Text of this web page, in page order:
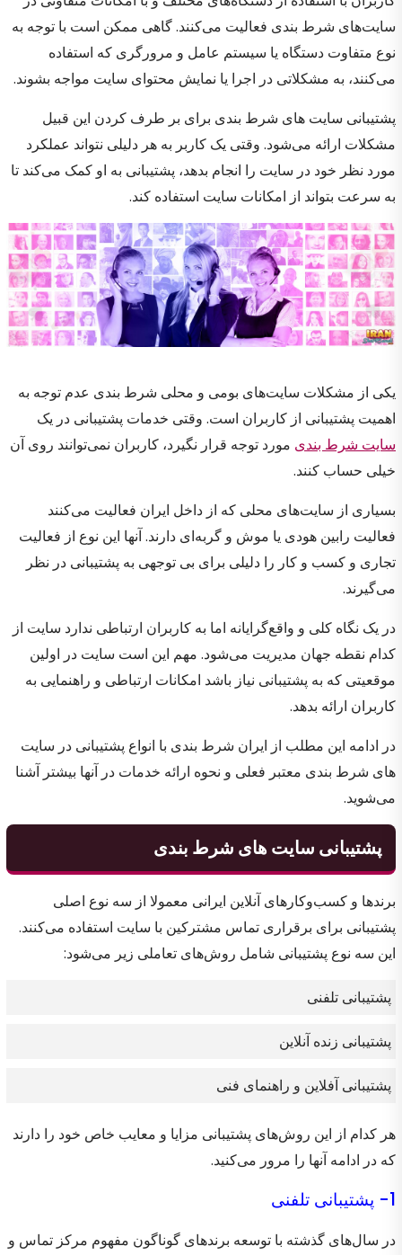
سایت‌های شرط بندی فعالیت می‌کنند. گاهی ممکن است با توجه به
نوع متفاوت دستگاه یا سیستم عامل و مرورگری که استفاده
می‌کنند، به مشکلاتی در اجرا یا نمایش محتوای سایت مواجه بشوند.
پشتیبانی سایت های شرط بندی برای بر طرف کردن این قبیل
مشکلات ارائه می‌شود. وقتی یک کاربر به هر دلیلی نتواند عملکرد
مورد نظر خود در سایت را انجام بدهد، پشتیبانی به او کمک می‌کند تا
به سرعت بتواند از امکانات سایت استفاده کند.
یکی از مشکلات سایت‌های بومی و محلی شرط بندی عدم توجه به
اهمیت پشتیبانی از کاربران است. وقتی خدمات پشتیبانی در یک
سایت شرط بندی مورد توجه قرار نگیرد، کاربران نمی‌توانند روی آن
خیلی حساب کنند.
بسیاری از سایت‌های محلی که از داخل ایران فعالیت می‌کنند
فعالیت رابین هودی یا موش و گربه‌ای دارند. آنها این نوع از فعالیت
تجاری و کسب و کار را دلیلی برای بی توجهی به پشتیبانی در نظر
می‌گیرند.
در یک نگاه کلی و واقع‌گرایانه اما به کاربران ارتباطی ندارد سایت از
کدام نقطه جهان مدیریت می‌شود. مهم این است سایت در اولین
موقعیتی که به پشتیبانی نیاز باشد امکانات ارتباطی و راهنمایی به
کاربران ارائه بدهد.
در ادامه این مطلب از ایران شرط بندی با انواع پشتیبانی در سایت
های شرط بندی معتبر فعلی و نحوه ارائه خدمات در آنها بیشتر آشنا
می‌شوید.
پشتیبانی سایت های شرط بندی
برندها و کسب‌وکارهای آنلاین ایرانی معمولا از سه نوع اصلی
پشتیبانی برای برقراری تماس مشترکین با سایت استفاده می‌کنند.
این سه نوع پشتیبانی شامل روش‌های تعاملی زیر می‌شود:
پشتیبانی تلفنی
پشتیبانی زنده آنلاین
پشتیبانی آفلاین و راهنمای فنی
هر کدام از این روش‌های پشتیبانی مزایا و معایب خاص خود را دارند
که در ادامه آنها را مرور می‌کنید.
1- پشتیبانی تلفنی
در سال‌های گذشته با توسعه برندهای گوناگون مفهوم مرکز تماس و